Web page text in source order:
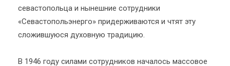
севастопольца и нынешние сотрудники
«Севастопольэнерго» придерживаются и чтят эту
сложившуюся духовную традицию.
В 1946 году силами сотрудников началось массовое